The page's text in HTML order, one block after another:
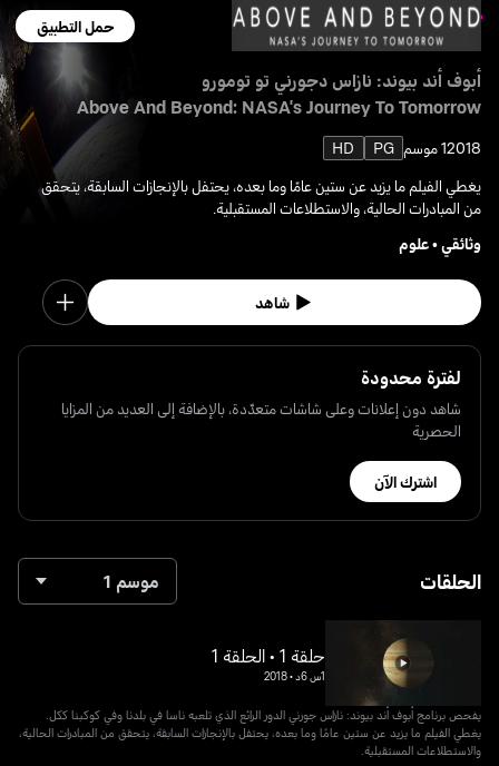
حمل التطبيق
أبوف أند بيوند: نازاس دجورني تو تومورو
Above And Beyond: NASA's Journey To Tomorrow
20181 موسم PG
HD
يغطي الفيلم ما يزيد عن ستين عامًا وما بعده، يحتفل بالإنجازات السابقة، يتحقق
من المبادرات الحالية، والاستطلاعات المستقبلية.
وثائقي•علوم
شاهد
لفترة محدودة
شاهد دون إعلانات وعلى شاشات متعدّدة، بالإضافة إلى العديد من المزايا
الحصرية
اشترك الآن
الحلقات موسم 1
حلقة 1 • الحلقة 1
1س 6د •
2018
يفحص برنامج أبوف أند بيوند: نازاس جورني الدور الرائع الذي تلعبه ناسا في بلدنا وفي كوكبنا ككل.
يغطي الفيلم ما يزيد عن ستين عامًا وما بعده، يحتفل بالإنجازات السابقة، يتحقق من المبادرات الحالية،
والاستطلاعات المستقبلية.